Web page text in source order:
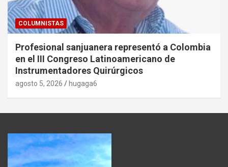
COLUMNISTAS
Profesional sanjuanera representó a Colombia
en el III Congreso Latinoamericano de
Instrumentadores Quirúrgicos
agosto 5, 2026 hugaga6